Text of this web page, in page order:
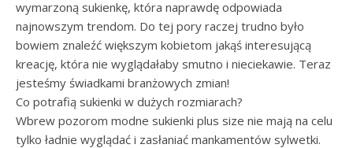
wymarzoną sukienkę, która naprawdę odpowiada
najnowszym trendom. Do tej pory raczej trudno było
bowiem znaleźć większym kobietom jakąś interesującą
kreację, która nie wyglądałaby smutno i nieciekawie. Teraz
jesteśmy świadkami branżowych zmian!
Co potrafią sukienki w dużych rozmiarach?
Wbrew pozorom modne sukienki plus size nie mają na celu
tylko ładnie wyglądać i zasłaniać mankamentów sylwetki.